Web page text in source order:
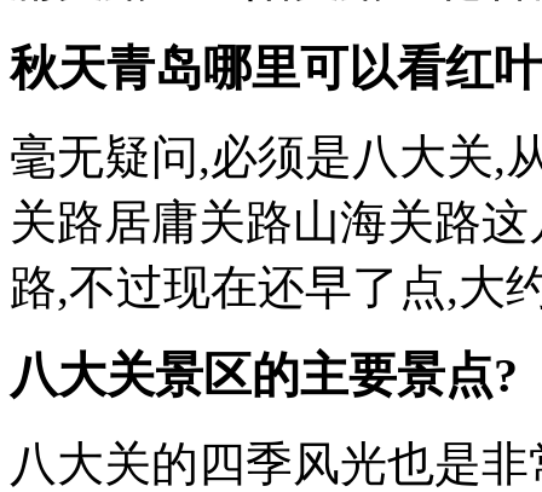
秋天青岛哪里可以看红
毫无疑问,必须是八大关,
关路居庸关路山海关路
路,不过现在还早了点,大
八大关景区的主要景点?
八大关的四季风光也是